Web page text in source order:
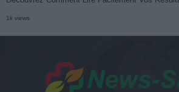
1k views